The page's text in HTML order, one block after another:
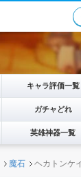
キャラ評価一覧
ガチャどれ
英雄神器一覧
魔石 ヘカトンケ